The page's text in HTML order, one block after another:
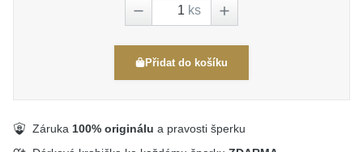
ks
Přidat do košíku
Záruka 100% originálu a pravosti šperku